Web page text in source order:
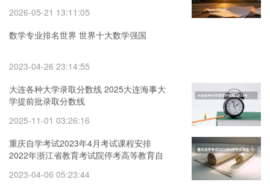
2026-05-21 13:11:05
数学专业排名世界 世界十大数学强国
2023-04-26 23:14:55
大连各种大学录取分数线 2025大连海事大
学提前批录取分数线
2025-11-01 03:26:16
重庆自学考试2023年4月考试课程安排
2022年浙江省教育考试院停考高等教育自
2023-04-06 05:23:44